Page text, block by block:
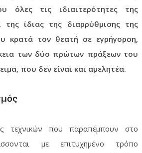
όλες τις ιδιαιτερότητες της
ίδιας της διαρρύθμισης της
κρατά τον θεατή σε εγρήγορση,
των δύο πρώτων πράξεων του
που δεν είναι και αμελητέα.
τεχνικών που παραπέμπουν στο
με επιτυχημένο τρόπο